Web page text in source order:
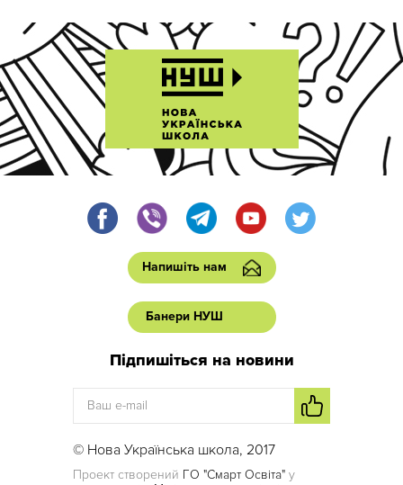
Напишіть нам
Банери НУШ
Підпишіться на новини
© Нова Українська школа, 2017
Проект створений ГО "Смарт Освіта" у